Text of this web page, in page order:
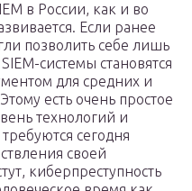
в России, как и во
Если ранее
позволить себе лишь
системы становятся
для средних и
есть очень простое
технологий и
сегодня
своей
киберпреступность